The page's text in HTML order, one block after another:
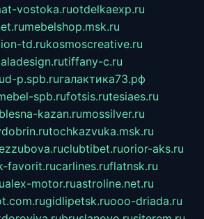
vostoka.ruotdelkaexp.ru
mebelshop.msk.ru
td.rukosmoscreative.ru
tiffany-c.ru
d-p.spb.ruгалактика73.рф
spb.rufotsis.rutesiaes.ru
blesna-kazan.rumossilver.ru
tochkazvuka.msk.ru
clubtibet.ruorior-aks.ru
favorit.rucarlines.ruflatnsk.ru
alex-motor.ruastroline.net.ru
gidlipetsk.ruooo-driada.ru